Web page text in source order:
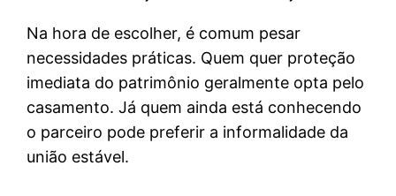
Na hora de escolher, é comum pesar
necessidades práticas. Quem quer proteção
imediata do patrimônio geralmente opta pelo
casamento. Já quem ainda está conhecendo
o parceiro pode preferir a informalidade da
união estável.